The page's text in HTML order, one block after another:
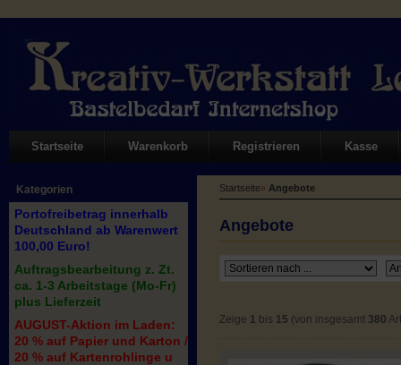
Startseite Warenkorb Registrieren Kasse
Kategorien
Portofreibetrag innerhalb
Deutschland ab Warenwert
100,00 Euro!
Auftragsbearbeitung z. Zt.
ca. 1-3 Arbeitstage (Mo-Fr)
plus Lieferzeit
AUGUST-Aktion im Laden:
20 % auf Papier und Karton /
20 % auf Kartenrohlinge u
Startseite» Angebote
Angebote
Zeige 1 bis 15 (von insgesamt 380